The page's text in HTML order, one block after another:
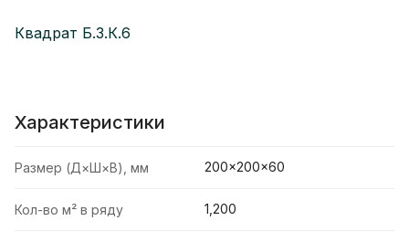
Квадрат Б.3.К.6
Характеристики
Размер (Д×Ш×В), мм 200×200×60
Кол-во м² в ряду 1,200